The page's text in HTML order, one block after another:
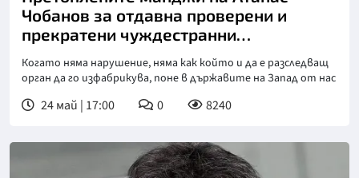
Чобанов за отдавна проверени и
прекратени чуждестранни
"разследвания"
Когато няма нарушение, няма как който и да е разследващ
орган да го изфабрикува, поне в държавите на Запад от нас
24 май | 17:00 0 8240